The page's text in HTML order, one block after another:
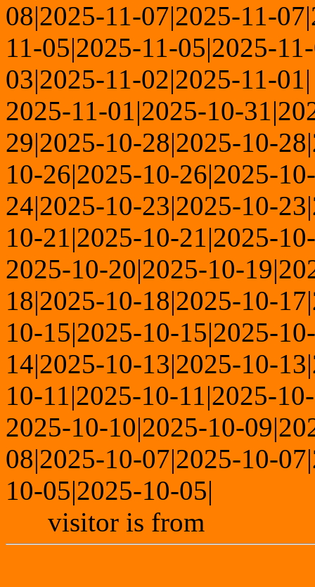
08|2025-11-07|2025-11-
11-05|2025-11-05|2025-
03|2025-11-02|2025-11-01|
2025-11-01|2025-10-
29|2025-10-28|2025-10-
10-26|2025-10-26|2025-
24|2025-10-23|2025-10-
10-21|2025-10-21|2025-
2025-10-20|2025-10-
18|2025-10-18|2025-10-
10-15|2025-10-15|2025-
14|2025-10-13|2025-10-
10-11|2025-10-11|2025-
2025-10-10|2025-10-
08|2025-10-07|2025-10-
10-05|2025-10-05|
visitor is from